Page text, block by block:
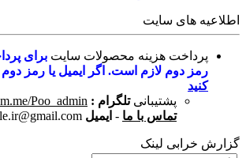
اطلاعیه های سایت
پرداخت هزینه محصولات سایت برای
رمز دوم لازم است. اگر ایمیل یا رمز دوم
کنید
پشتیبانی تلگرام : Poo_admin
تماس با ما - ایمیل
گزارش خرابی لینک